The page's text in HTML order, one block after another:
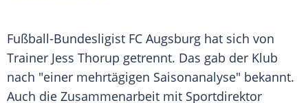
Fußball-Bundesligist FC Augsburg hat sich von
Trainer Jess Thorup getrennt. Das gab der Klub
nach "einer mehrtägigen Saisonanalyse" bekannt.
Auch die Zusammenarbeit mit Sportdirektor